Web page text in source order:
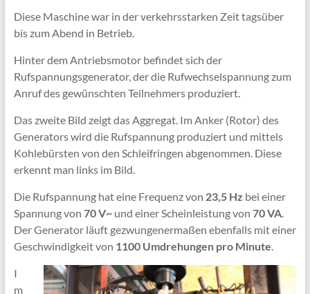
Diese Maschine war in der verkehrsstarken Zeit tagsüber
bis zum Abend in Betrieb.
Hinter dem Antriebsmotor befindet sich der
Rufspannungsgenerator, der die Rufwechselspannung zum
Anruf des gewünschten Teilnehmers produziert.
Das zweite Bild zeigt das Aggregat. Im Anker (Rotor) des
Generators wird die Rufspannung produziert und mittels
Kohlebürsten von den Schleifringen abgenommen. Diese
erkennt man links im Bild.
Die Rufspannung hat eine Frequenz von 23,5 Hz bei einer
Spannung von 70 V~und einer Scheinleistung von 70 VA.
Der Generator läuft gezwungenermaßen ebenfalls mit einer
Geschwindigkeit von 1100 Umdrehungen pro Minute
I
m